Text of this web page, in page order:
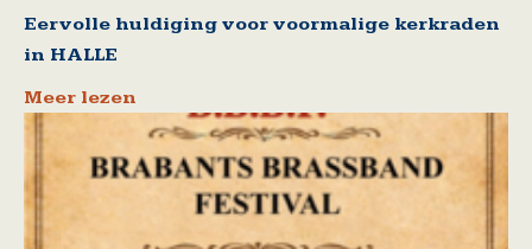
Eervolle huldiging voor voormalige kerkraden
in HALLE
Meer lezen